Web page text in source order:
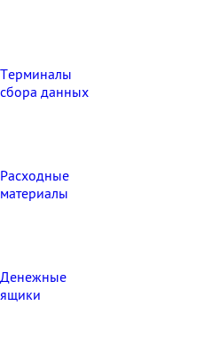
Терминалы
сбора данных
Расходные
материалы
Денежные
ящики